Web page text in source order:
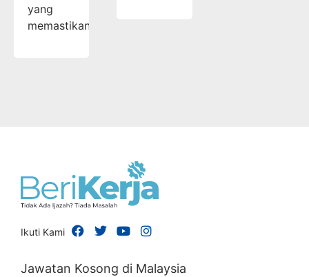
yang
memastikan…
Ikuti Kami
Jawatan Kosong di Malaysia